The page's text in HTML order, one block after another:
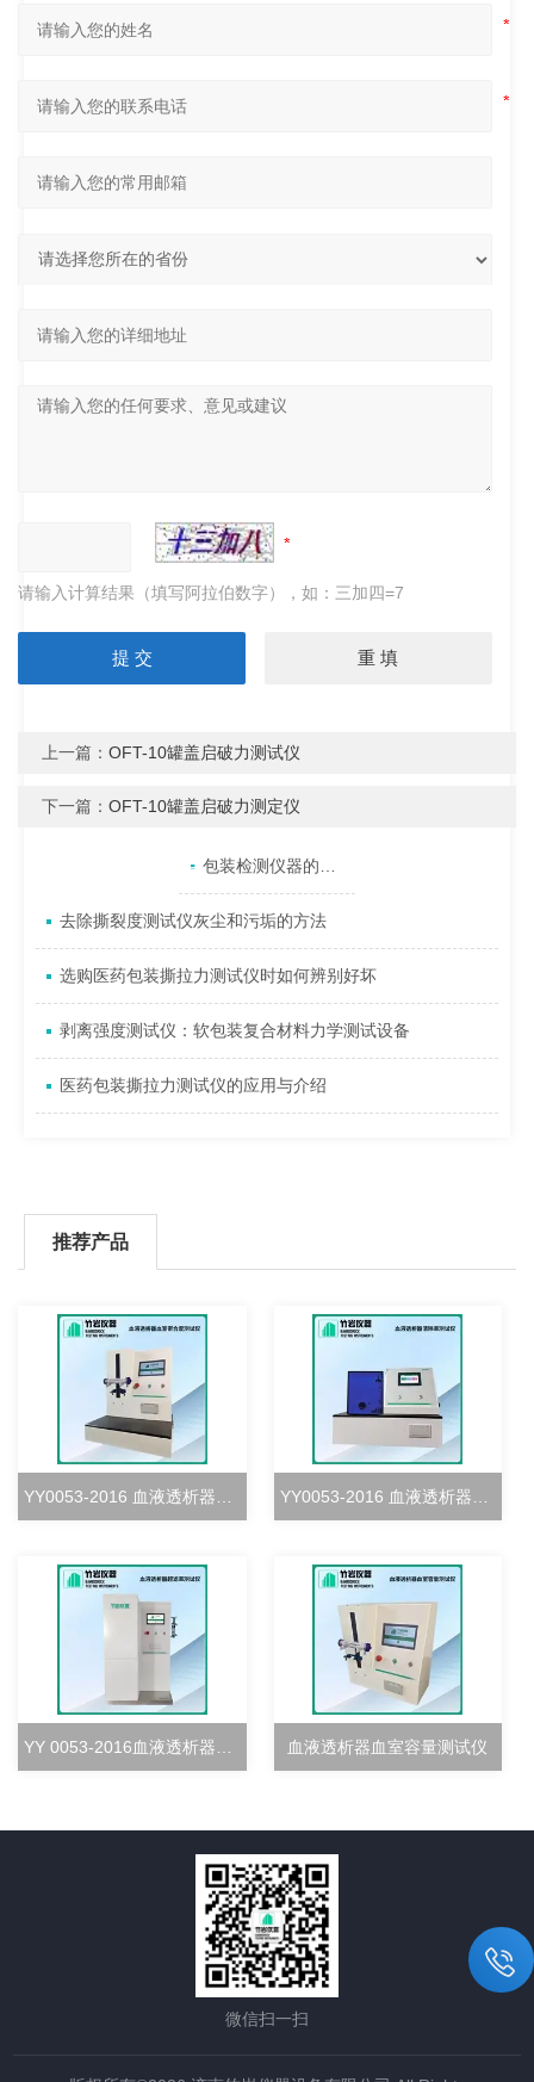
请输入计算结果（填写阿拉伯数字），如：三加四=7
上一篇：OFT-10罐盖启破力测试仪
下一篇：OFT-10罐盖启破力测定仪
相关文章 包装检测仪器的分类有哪些呢？
去除撕裂度测试仪灰尘和污垢的方法
选购医药包装撕拉力测试仪时如何辨别好坏
剥离强度测试仪：软包装复合材料力学测试设备
医药包装撕拉力测试仪的应用与介绍
推荐产品
YY0053-2016 血液透析器血室密合度测试仪 YY0053-2016 血液透析器清除率测试仪
YY 0053-2016血液透析器超滤率测试仪 血液透析器血室容量测试仪
微信扫一扫